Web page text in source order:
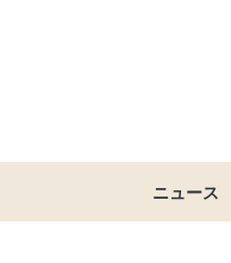
ニュース